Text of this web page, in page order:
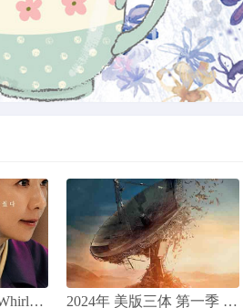
2022年 爱，死亡和机器人
2024 政坛旋风/The Whirlwind 2024年 美版三体 第一季 3 Body Problem Season 1 高清下载